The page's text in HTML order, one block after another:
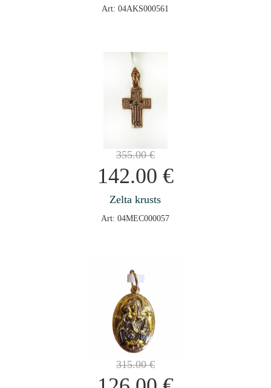
Art: 04AKS000561
355.00€
142.00 €
Zelta krusts
Art: 04MEC000057
315.00€